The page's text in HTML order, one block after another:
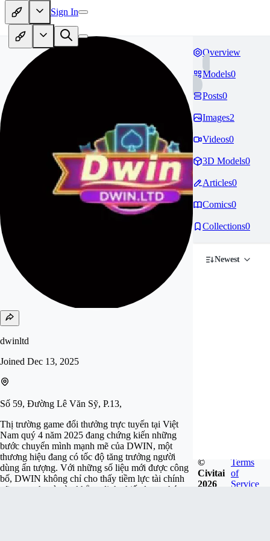
Sign In
dwinltd
Joined Dec 13, 2025
Số 59, Đường Lê Văn Sỹ, P.13,
Thị trường game đổi thưởng trực tuyến tại Việt
Nam quý 4 năm 2025 đang chứng kiến những
bước chuyển mình mạnh mẽ của DWIN, một
thương hiệu đang có tốc độ tăng trưởng người
dùng ấn tượng. Với những số liệu mới được công
bố, DWIN không chỉ cho thấy tiềm lực tài chính
vững mạnh mà còn khẳng định chiến lược phát
Overview
Models0
Posts0
Images2
Videos0
3D Models0
Articles0
Comics0
Collections0
Newest
©
Civitai
2026
Terms
of
Service